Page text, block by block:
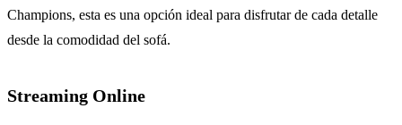
Champions, esta es una opción ideal para disfrutar de cada detalle
desde la comodidad del sofá.
Streaming Online